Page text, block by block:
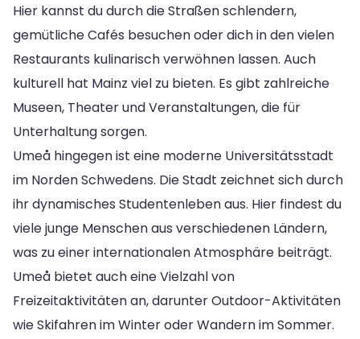
Hier kannst du durch die Straßen schlendern,
gemütliche Cafés besuchen oder dich in den vielen
Restaurants kulinarisch verwöhnen lassen. Auch
kulturell hat Mainz viel zu bieten. Es gibt zahlreiche
Museen, Theater und Veranstaltungen, die für
Unterhaltung sorgen.
Umeå hingegen ist eine moderne Universitätsstadt
im Norden Schwedens. Die Stadt zeichnet sich durch
ihr dynamisches Studentenleben aus. Hier findest du
viele junge Menschen aus verschiedenen Ländern,
was zu einer internationalen Atmosphäre beiträgt.
Umeå bietet auch eine Vielzahl von
Freizeitaktivitäten an, darunter Outdoor-Aktivitäten
wie Skifahren im Winter oder Wandern im Sommer.